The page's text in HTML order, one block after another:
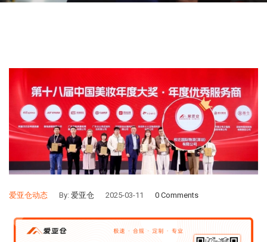
爱亚仓动态 By: 爱亚仓 2025-03-11 0 Comments